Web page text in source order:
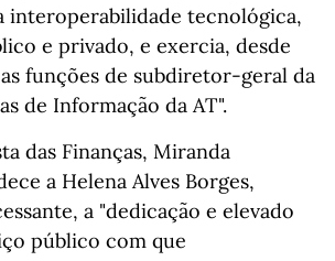
interoperabilidade tecnológica,
e privado, e exercia, desde
funções de subdiretor-geral da
de Informação da AT".
das Finanças, Miranda
a Helena Alves Borges,
a "dedicação e elevado
público com que